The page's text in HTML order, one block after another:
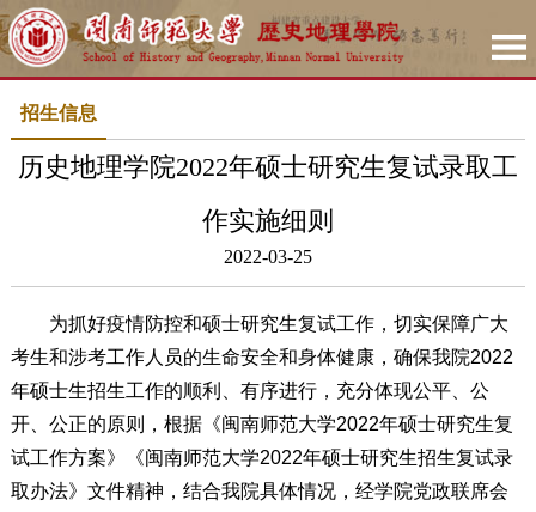
招生信息
历史地理学院2022年硕士研究生复试录取工
作实施细则
2022-03-25
为抓好疫情防控和硕士研究生复试工作，切实保障广大
考生和涉考工作人员的生命安全和身体健康，确保我院2022
年硕士生招生工作的顺利、有序进行，充分体现公平、公
开、公正的原则，根据《闽南师范大学2022年硕士研究生复
试工作方案》《闽南师范大学2022年硕士研究生招生复试录
取办法》文件精神，结合我院具体情况，经学院党政联席会